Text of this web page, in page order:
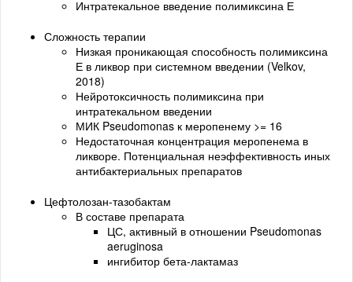
Интратекальное введение полимиксина Е
Сложность терапии
Низкая проникающая способность полимиксина
Е в ликвор при системном введении (Velkov,
2018)
Нейротоксичность полимиксина при
интратекальном введении
МИК Pseudomonas к меропенему >= 16
Недостаточная концентрация меропенема в
ликворе. Потенциальная неэффективность иных
антибактериальных препаратов
Цефтолозан-тазобактам
В составе препарата
ЦС, активный в отношении Pseudomonas
aeruginosa
ингибитор бета-лактамаз